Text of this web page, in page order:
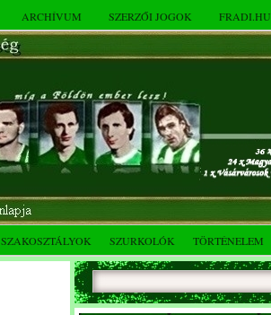
ARCHÍVUM SZERZŐI JOGOK FRADI.HU
SZAKOSZTÁLYOK SZURKOLÓK TÖRTÉNELEM